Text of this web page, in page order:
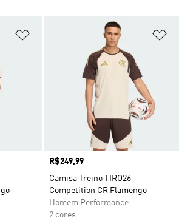
Adicionar à Lista de Desejos
Preço
R$249,99
Camisa Treino TIRO26
Competition CR Flamengo
Homem Performance
2 cores